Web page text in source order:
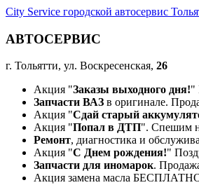
City Service городской автосервис
АВТОСЕРВИС
г. Тольятти, ул. Воскресенская, 26
Акция "Заказы выходного дня!"
Запчасти ВАЗ в оригинале.
Акция "Сдай старый
Акция "Попал в ДТП". Спешим
Ремонт, диагностика и
Акция "С Днем рождения!"
Запчасти для иномарок.
Акция замена масла